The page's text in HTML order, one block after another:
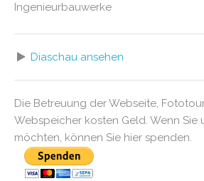
Ingenieurbauwerke
Diaschau ansehen
Die Betreuung der Webseite,
Webspeicher kosten Geld. Wenn Sie
möchten, können Sie hier spenden.